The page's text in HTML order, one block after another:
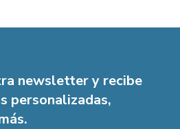
newsletter y recibe
personalizadas,